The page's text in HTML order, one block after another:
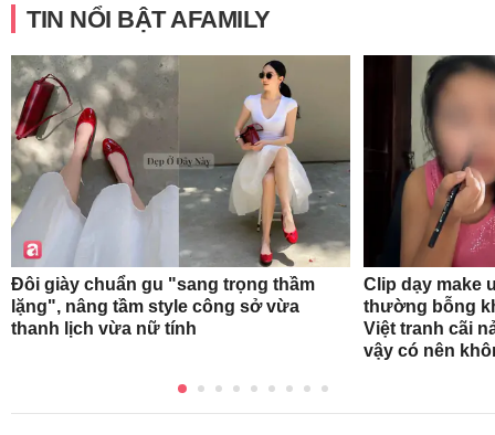
TIN NỔI BẬT AFAMILY
Đôi giày chuẩn gu "sang trọng thầm
lặng", nâng tầm style công sở vừa
thanh lịch vừa nữ tính
Clip dạy make
thường bỗng
Việt tranh cãi
vậy có nên